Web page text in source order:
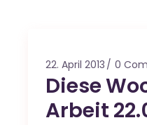
22. April 2013 0
Diese
Arbeit